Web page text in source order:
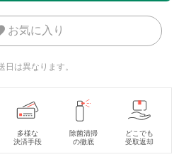
お気に入り
は異なります。
多様な
決済手段
除菌清掃
の徹底
どこでも
受取返却